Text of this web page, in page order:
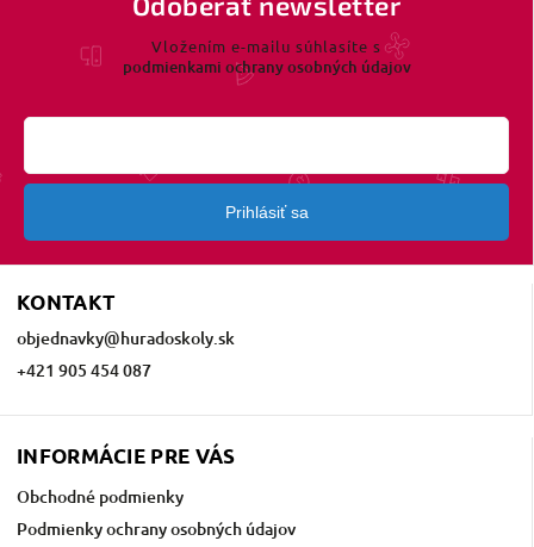
KONTAKT
objednavky@huradoskoly.sk
+421 905 454 087
INFORMÁCIE PRE VÁS
Obchodné podmienky
Podmienky ochrany osobných údajov
Vložením e-mailu súhlasíte s
podmienkami ochrany osobných údajov
Prihlásiť sa